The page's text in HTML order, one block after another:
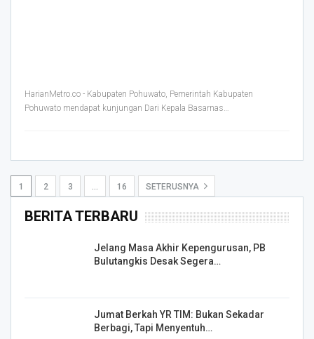
HarianMetro.co - Kabupaten Pohuwato, Pemerintah Kabupaten
Pohuwato mendapat kunjungan Dari Kepala Basarnas…
1 2 3 … 16 SETERUSNYA
BERITA TERBARU
Jelang Masa Akhir Kepengurusan, PB
Bulutangkis Desak Segera…
Jumat Berkah YR TIM: Bukan Sekadar
Berbagi, Tapi Menyentuh…